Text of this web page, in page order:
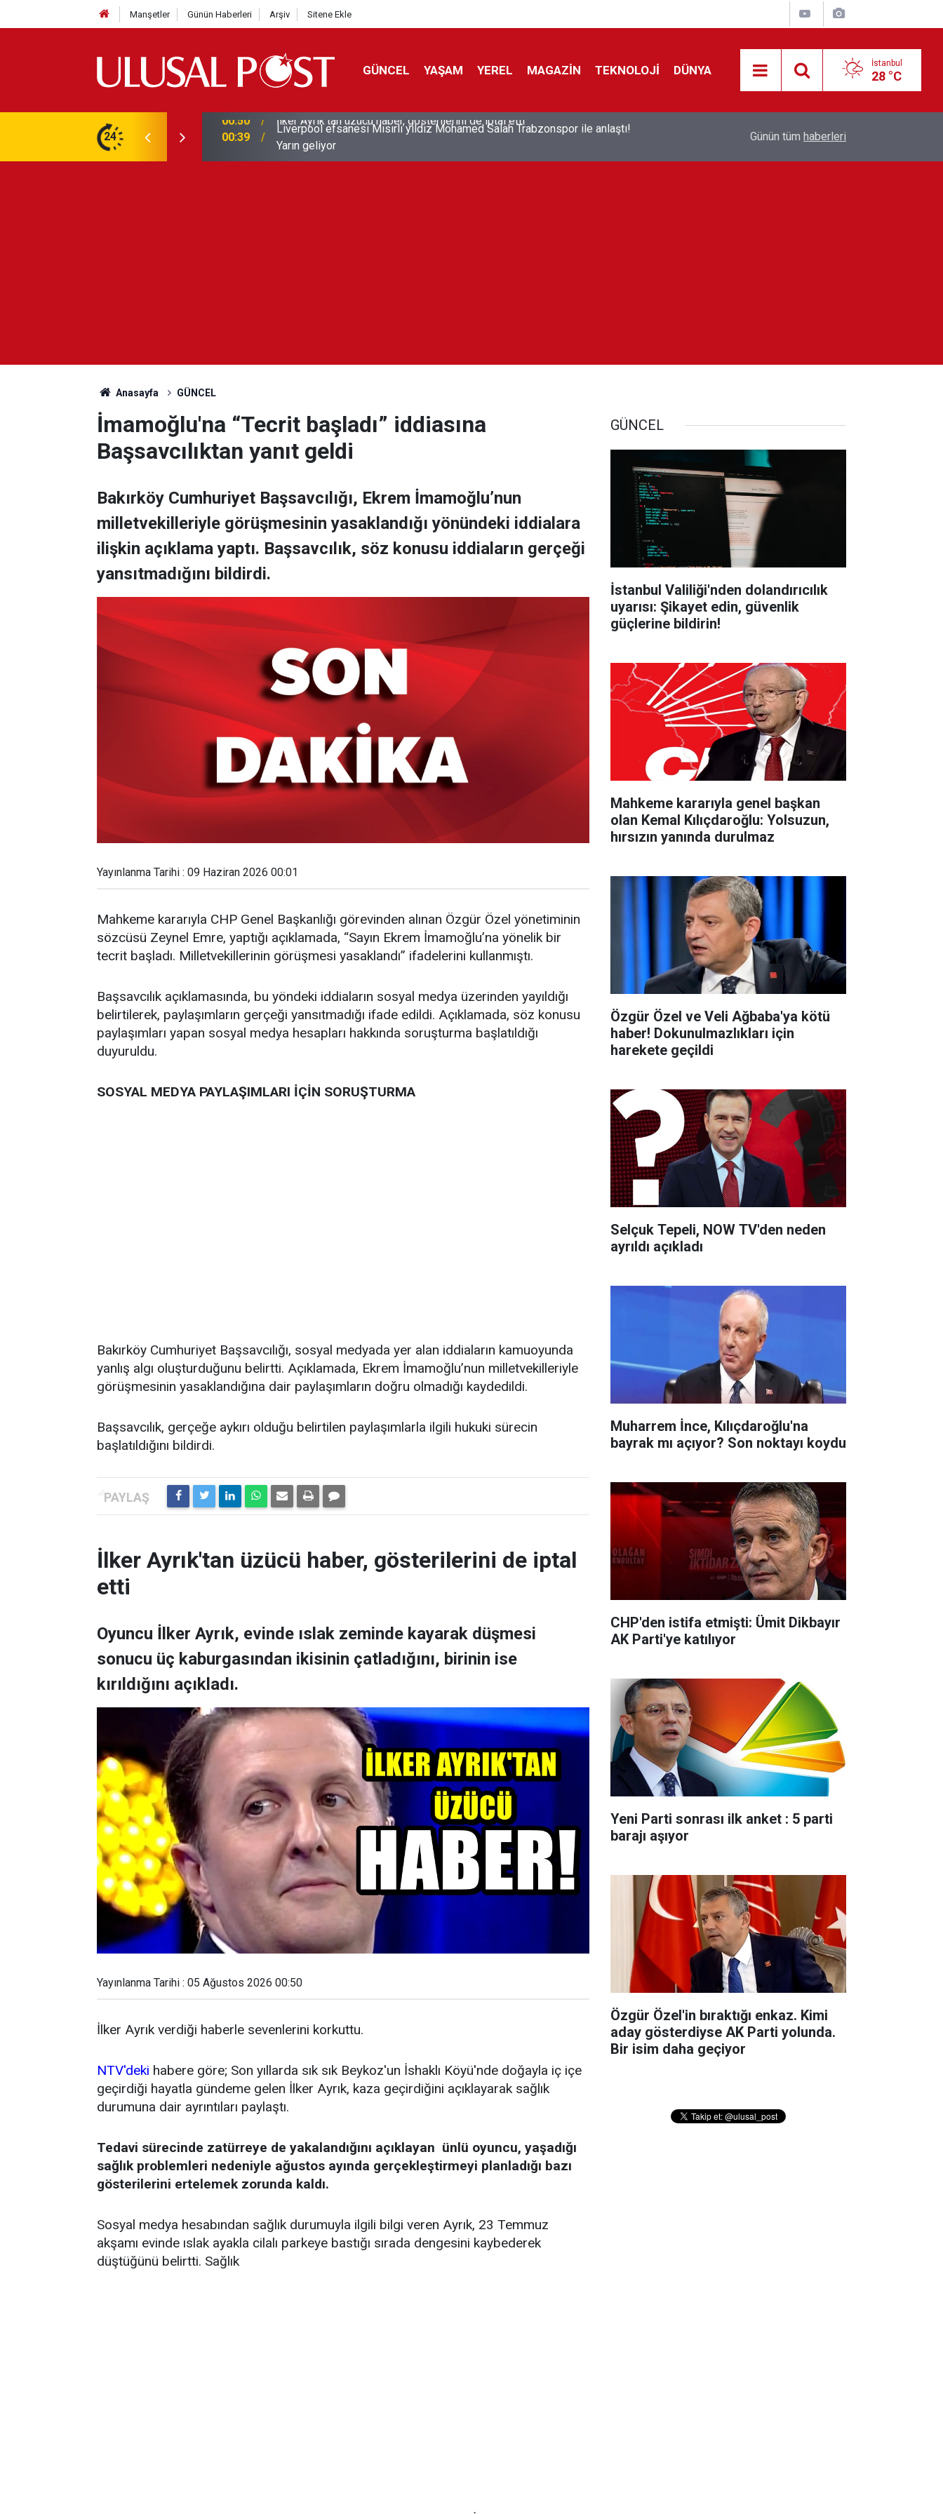
Manşetler Günün Haberleri Arşiv Sitene Ekle
GÜNCEL YAŞAM YEREL MAGAZİN TEKNOLOJİ DÜNYA İstanbul
28 °C
24 00:39
Liverpool efsanesi Mısırlı yıldız Mohamed Salah Trabzonspor ile anlaştı!
Yarın geliyor
Feridun Düzağaç sahnelere ara verdi: ''En az
Günün tüm haberleri
Anasayfa GÜNCEL
İmamoğlu'na “Tecrit başladı” iddiasına
Başsavcılıktan yanıt geldi
Bakırköy Cumhuriyet Başsavcılığı, Ekrem İmamoğlu’nun
milletvekilleriyle görüşmesinin yasaklandığı yönündeki iddialara
ilişkin açıklama yaptı. Başsavcılık, söz konusu iddiaların gerçeği
yansıtmadığını bildirdi.
Yayınlanma Tarihi : 09 Haziran 2026 00:01
Mahkeme kararıyla CHP Genel Başkanlığı görevinden alınan Özgür Özel yönetiminin
sözcüsü Zeynel Emre, yaptığı açıklamada, “Sayın Ekrem İmamoğlu’na yönelik bir
tecrit başladı. Milletvekillerinin görüşmesi yasaklandı” ifadelerini kullanmıştı.
Başsavcılık açıklamasında, bu yöndeki iddiaların sosyal medya üzerinden yayıldığı
belirtilerek, paylaşımların gerçeği yansıtmadığı ifade edildi. Açıklamada, söz konusu
paylaşımları yapan sosyal medya hesapları hakkında soruşturma başlatıldığı
duyuruldu.
SOSYAL MEDYA PAYLAŞIMLARI İÇİN SORUŞTURMA
Bakırköy Cumhuriyet Başsavcılığı, sosyal medyada yer alan iddiaların kamuoyunda
yanlış algı oluşturduğunu belirtti. Açıklamada, Ekrem İmamoğlu’nun milletvekilleriyle
görüşmesinin yasaklandığına dair paylaşımların doğru olmadığı kaydedildi.
Başsavcılık, gerçeğe aykırı olduğu belirtilen paylaşımlarla ilgili hukuki sürecin
başlatıldığını bildirdi.
İlker Ayrık'tan üzücü haber, gösterilerini de iptal
etti
Oyuncu İlker Ayrık, evinde ıslak zeminde kayarak düşmesi
sonucu üç kaburgasından ikisinin çatladığını, birinin ise
kırıldığını açıkladı.
Yayınlanma Tarihi : 05 Ağustos 2026 00:50
İlker Ayrık verdiği haberle sevenlerini korkuttu.
NTV'deki habere göre; Son yıllarda sık sık Beykoz'un İshaklı Köyü'nde doğayla iç içe
geçirdiği hayatla gündeme gelen İlker Ayrık, kaza geçirdiğini açıklayarak sağlık
durumuna dair ayrıntıları paylaştı.
Tedavi sürecinde zatürreye de yakalandığını açıklayan ünlü oyuncu, yaşadığı
sağlık problemleri nedeniyle ağustos ayında gerçekleştirmeyi planladığı bazı
gösterilerini ertelemek zorunda kaldı.
Sosyal medya hesabından sağlık durumuyla ilgili bilgi veren Ayrık, 23 Temmuz
akşamı evinde ıslak ayakla cilalı parkeye bastığı sırada dengesini kaybederek
düştüğünü belirtti. Sağlık
GÜNCEL
İstanbul Valiliği'nden dolandırıcılık
uyarısı: Şikayet edin, güvenlik
güçlerine bildirin!
Mahkeme kararıyla genel başkan
olan Kemal Kılıçdaroğlu: Yolsuzun,
hırsızın yanında durulmaz
Özgür Özel ve Veli Ağbaba'ya kötü
haber! Dokunulmazlıkları için
harekete geçildi
Selçuk Tepeli, NOW TV'den neden
ayrıldı açıkladı
Muharrem İnce, Kılıçdaroğlu'na
bayrak mı açıyor? Son noktayı koydu
CHP'den istifa etmişti: Ümit Dikbayır
AK Parti'ye katılıyor
Yeni Parti sonrası ilk anket : 5 parti
barajı aşıyor
Özgür Özel'in bıraktığı enkaz. Kimi
aday gösterdiyse AK Parti yolunda.
Bir isim daha geçiyor